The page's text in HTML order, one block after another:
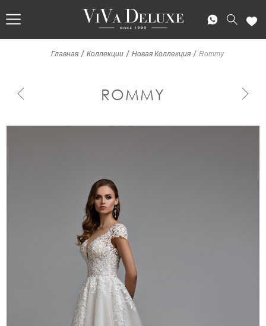
Главная / Коллекции / Новая Коллекция / Rommy
ROMMY